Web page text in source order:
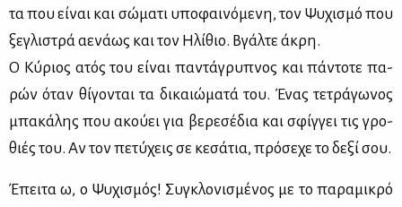
τα που εί­ναι και σώ­μα­τι υπο­φαι­νό­με­νη, τον Ψυ­χι­σμό που
ξε­γλι­στρά αε­νά­ως και τον Ηλί­θιο. Βγάλ­τε άκρη.
Ο Κύ­ριος ατός του εί­ναι πα­ντά­γρυ­πνος και πά­ντο­τε πα­
ρών όταν θί­γο­νται τα δι­καιώ­μα­τά του. Ένας τε­τρά­γω­νος
μπα­κά­λης που ακού­ει για βε­ρε­σέ­δια και σφίγ­γει τις γρο­
θιές του. Αν τον πε­τύ­χεις σε κε­σά­τια, πρό­σε­χε το δε­ξί σου.
Έπει­τα ω, ο Ψυ­χι­σμός! Συ­γκλο­νι­σμέ­νος με το πα­ρα­μι­κρό